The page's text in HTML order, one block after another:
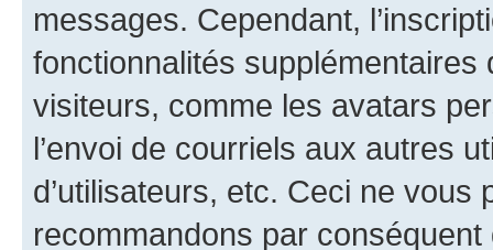
messages. Cependant,
fonctionnalités
visiteurs, comme les avatars
l’envoi de courriels aux autres
d’utilisateurs, etc. Ceci ne vous
recommandons par conséquent